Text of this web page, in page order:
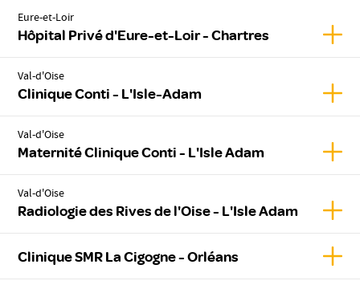
Eure-et-Loir
Hôpital Privé d'Eure-et-Loir - Chartres
Val-d'Oise
Clinique Conti - L'Isle-Adam
Val-d'Oise
Maternité Clinique Conti - L'Isle Adam
Val-d'Oise
Radiologie des Rives de l'Oise - L'Isle Adam
Clinique SMR La Cigogne - Orléans